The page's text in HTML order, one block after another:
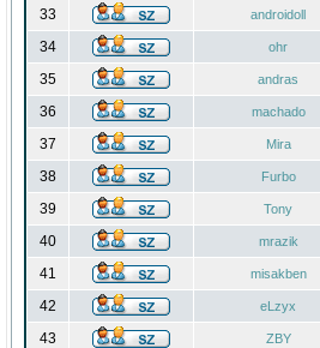
33 androidoll
34 ohr
35 andras
36 machado
37 Mira
38 Furbo
39 Tony
40 mrazik
41 misakben
42 eLzyx
43 ZBY